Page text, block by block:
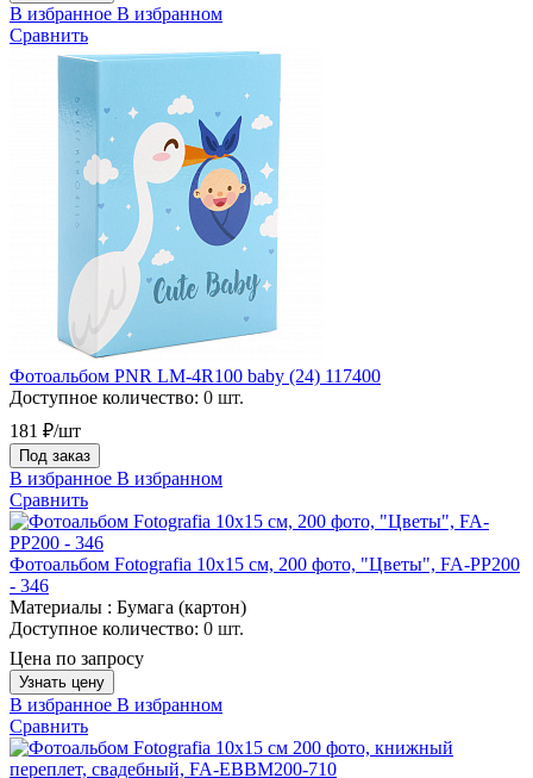
В избранное В избранном
Сравнить
Фотоальбом PNR LM-4R100 baby (24) 117400
Доступное количество: 0 шт.
181 ₽/шт
Под заказ
В избранное В избранном
Сравнить
Фотоальбом Fotografia 10x15 см, 200 фото, "Цветы", FA-PP200
- 346
Материалы : Бумага (картон)
Доступное количество: 0 шт.
Цена по запросу
Узнать цену
В избранное В избранном
Сравнить